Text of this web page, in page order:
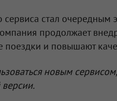
сервиса стал очередным
продолжает
поездки и повышают
новым